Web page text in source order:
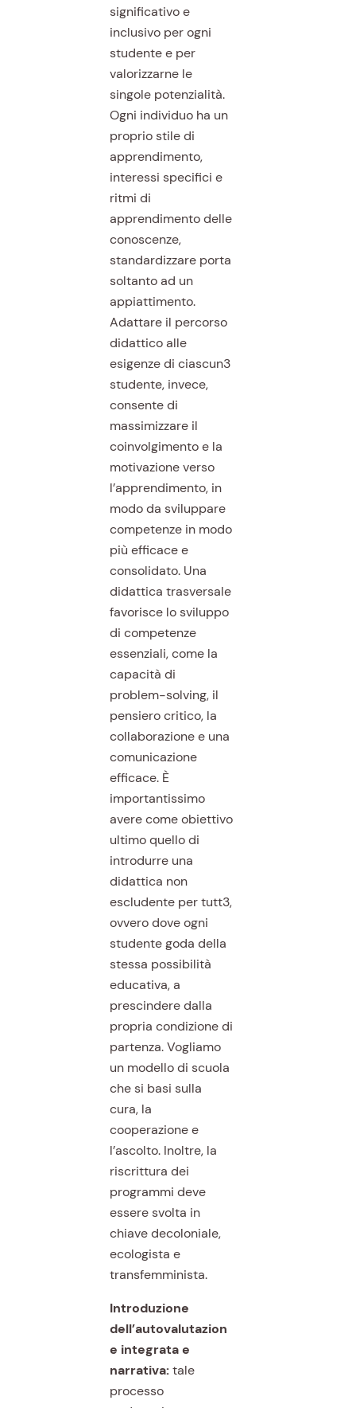
significativo e
inclusivo per ogni
studente e per
valorizzarne le
singole potenzialità.
Ogni individuo ha un
proprio stile di
apprendimento,
interessi specifici e
ritmi di
apprendimento delle
conoscenze,
standardizzare porta
soltanto ad un
appiattimento.
Adattare il percorso
didattico alle
esigenze di ciascun3
studente, invece,
consente di
massimizzare il
coinvolgimento e la
motivazione verso
l’apprendimento, in
modo da sviluppare
competenze in modo
più efficace e
consolidato. Una
didattica trasversale
favorisce lo sviluppo
di competenze
essenziali, come la
capacità di
problem-solving, il
pensiero critico, la
collaborazione e una
comunicazione
efficace. È
importantissimo
avere come obiettivo
ultimo quello di
introdurre una
didattica non
escludente per tutt3,
ovvero dove ogni
studente goda della
stessa possibilità
educativa, a
prescindere dalla
propria condizione di
partenza. Vogliamo
un modello di scuola
che si basi sulla
cura, la
cooperazione e
l’ascolto. Inoltre, la
riscrittura dei
programmi deve
essere svolta in
chiave decoloniale,
ecologista e
transfemminista.
Introduzione
dell’autovalutazion
e integrata e
narrativa:tale
processo